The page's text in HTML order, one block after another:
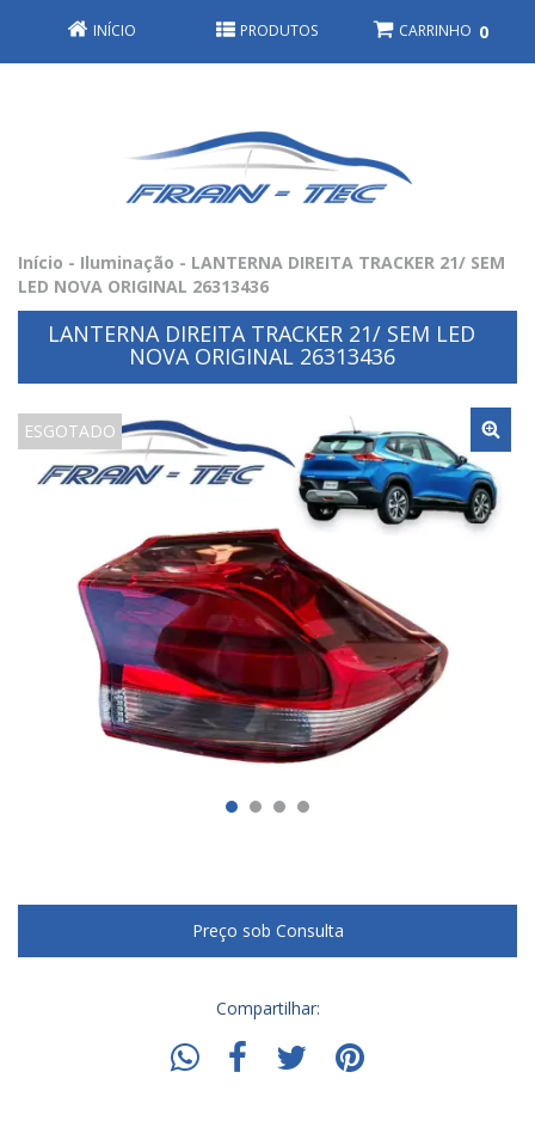
INÍCIO PRODUTOS CARRINHO 0
Início - Iluminação - LANTERNA DIREITA TRACKER 21/ SEM
LED NOVA ORIGINAL 26313436
LANTERNA DIREITA TRACKER 21/ SEM LED
NOVA ORIGINAL 26313436
ESGOTADO
Compartilhar: